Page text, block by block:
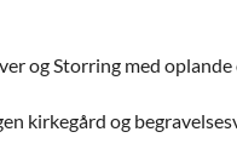
og Storring med
kirkegård og